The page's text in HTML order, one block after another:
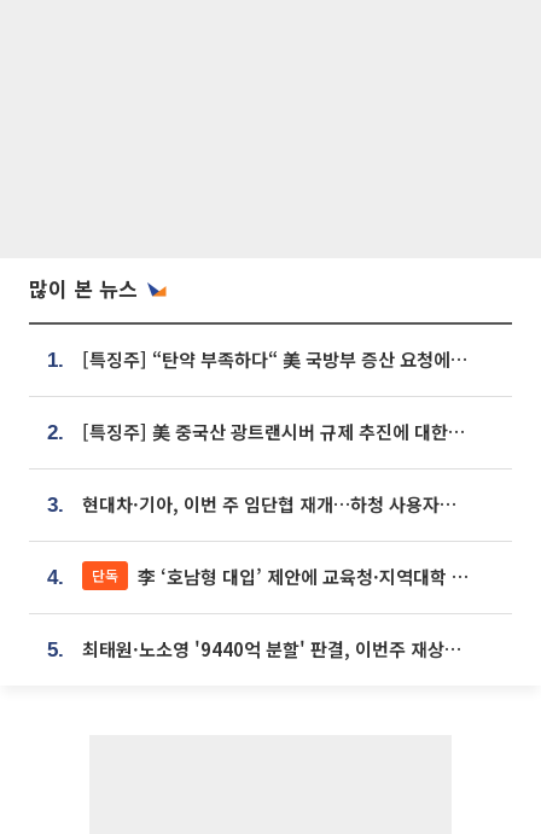
많이 본 뉴스
1. [특징주] “탄약 부족하다“ 美 국방부 증산 요청에⋯국내 방산주 급등세
2. [특징주] 美 중국산 광트랜시버 규제 추진에 대한광통신 등 광통신株 강세
3. 현대차·기아, 이번 주 임단협 재개…하청 사용자성 재심도 ‘변수’
4. 단독 李 ‘호남형 대입’ 제안에 교육청·지역대학 서·논술형 입시 연계 '착수'
5. 최태원·노소영 '9440억 분할' 판결, 이번주 재상고 여부 주목